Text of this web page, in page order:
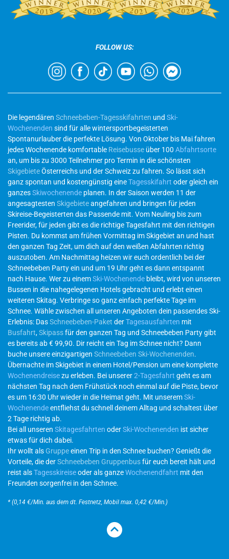
FOLLOW US:
Die legendären Schneebeben-Tagesskifahrten und Ski-
Wochenenden sind für alle wintersportbegeisterten
Spontanurlauber die perfekte Lösung. Von Oktober bis Mai fahren
jedes Wochenende komfortable Reisebusse über 100 Abfahrtsorte
an, um bis zu 3000 Teilnehmer pro Termin in die schönsten
SkigebieteÖsterreichs und der Schweiz zu fahren. So lässt sich
ganz spontan und kostengünstig eineTagesskifahrt oder gleich ein
ganzesSkiwochenende planen. In der Saison werden 11 der
angesagtesten Skigebieteangefahren und bringen für jeden
Skireise-Begeisterten das Passende mit. Vom Neuling bis zum
Freerider, für jeden gibt es die richtige Tagesfahrt mit den richtigen
Pisten. Du kommst am frühen Vormittag im Skigebiet an und hast
den ganzen Tag Zeit, um dich auf den weißen Abfahrten richtig
auszutoben. Am Nachmittag heizen wir euch ordentlich bei der
Schneebeben Party ein und um 19 Uhr geht es dann entspannt
nach Hause. Wer zu einemSki-Wochenende bleibt, wird von unseren
Bussen in die nahegelegenen Hotels gebracht und erlebt einen
weiteren Skitag. Verbringe so ganz einfach perfekte Tage im
Schnee. Wähle zwischen all unseren Angeboten dein passendes Ski-
Erlebnis: DasSchneebeben-Paket derTagesausfahrten mit
Busfahrt,Skipassfür den ganzen Tag und Schneebeben Party gibt
es bereits ab € 99,90. Dir reicht ein Tag im Schnee nicht? Dann
buche unsere einzigartigen Schneebeben Ski-Wochenenden.
Übernachte im Skigebiet in einem Hotel/Pension um eine komplette
Wochenendreisezu erleben. Bei unserer2-Tagesfahrt geht es am
nächsten Tag nach dem Frühstück noch einmal auf die Piste, bevor
es um 16:30 Uhr wieder in die Heimat geht. Mit unseremSki-
Wochenendeentfliehst du schnell deinem Alltag und schaltest über
2 Tage richtig ab.
Bei all unseren Skitagesfahrten oderSki-Wochenenden ist sicher
etwas für dich dabei.
Ihr wollt alsGruppeeinen Trip in den Schnee buchen? Genießt die
Vorteile, die derSchneebeben Gruppenbusfür euch bereit hält und
reist alsTagesskireiseoder als ganzeWochenendfahrt mit den
Freunden sorgenfrei in den Schnee.
* (0,14 €/Min. aus dem dt. Festnetz, Mobil max. 0,42 €/Min.)